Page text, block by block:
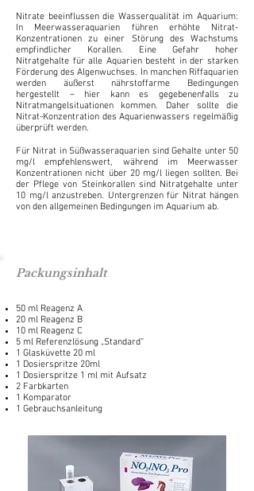
Nitrate beeinflussen die Wasserqualität im Aquarium:
In Meerwasseraquarien führen erhöhte Nitrat-
Konzentrationen zu einer Störung des Wachstums
empfindlicher Korallen. Eine Gefahr hoher
Nitratgehalte für alle Aquarien besteht in der starken
Förderung des Algenwuchses. In manchen Riffaquarien
werden äußerst nährstoffarme Bedingungen
hergestellt – hier kann es gegebenenfalls zu
Nitratmangelsituationen kommen. Daher sollte die
Nitrat-Konzentration des Aquarienwassers regelmäßig
überprüft werden.
Für Nitrat in Süßwasseraquarien sind Gehalte unter 50
mg/l empfehlenswert, während im Meerwasser
Konzentrationen nicht über 20 mg/l liegen sollten. Bei
der Pflege von Steinkorallen sind Nitratgehalte unter
10 mg/l anzustreben. Untergrenzen für Nitrat hängen
von den allgemeinen Bedingungen im Aquarium ab.
Packungsinhalt
50 ml Reagenz A
20 ml Reagenz B
10 ml Reagenz C
5 ml Referenzlösung „Standard“
1 Glasküvette 20 ml
1 Dosierspritze 20ml
1 Dosierspritze 1 ml mit Aufsatz
2 Farbkarten
1 Komparator
1 Gebrauchsanleitung